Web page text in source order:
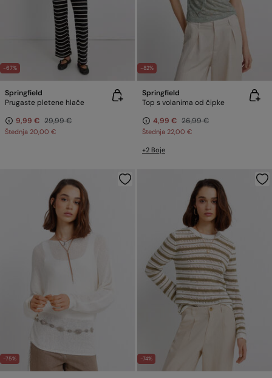
-67%
Springfield
Prugaste pletene hlače
9,99 € 29,99 €
Štednja 20,00 €
-82%
Springfield
Top s volanima od čipke
4,99 € 26,99 €
Štednja 22,00 €
+2 Boje
-75% -74%